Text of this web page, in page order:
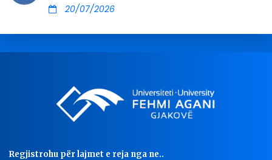
20/07/2026
Regjistrohu për lajmet e reja nga ne..